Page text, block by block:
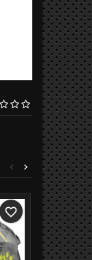
>
<
favorite_border